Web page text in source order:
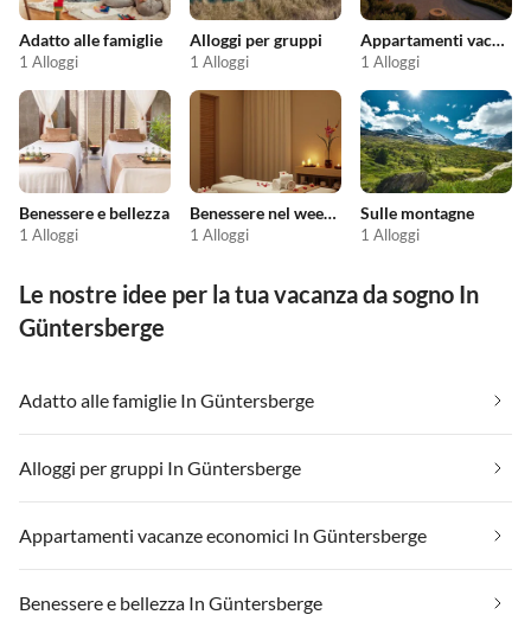
Adatto alle famiglie
1 Alloggi
Alloggi per gruppi
1 Alloggi
Appartamenti vacanze economici
1 Alloggi
Benessere e bellezza
1 Alloggi
Benessere nel weekend
1 Alloggi
Sulle montagne
1 Alloggi
Le nostre idee per la tua vacanza da sogno In
Güntersberge
Adatto alle famiglie In Güntersberge
Alloggi per gruppi In Güntersberge
Appartamenti vacanze economici In Güntersberge
Benessere e bellezza In Güntersberge